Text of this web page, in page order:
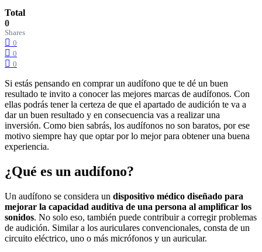
Total
0
Shares
0
0
0
Si estás pensando en comprar un audífono que te dé un buen
resultado te invito a conocer las mejores marcas de audífonos. Con
ellas podrás tener la certeza de que el apartado de audición te va a
dar un buen resultado y en consecuencia vas a realizar una
inversión. Como bien sabrás, los audífonos no son baratos, por ese
motivo siempre hay que optar por lo mejor para obtener una buena
experiencia.
¿Qué es un audífono?
Un audífono se considera un dispositivo médico diseñado para
mejorar la capacidad auditiva de una persona al amplificar los
sonidos. No solo eso, también puede contribuir a corregir problemas
de audición. Similar a los auriculares convencionales, consta de un
circuito eléctrico, uno o más micrófonos y un auricular.